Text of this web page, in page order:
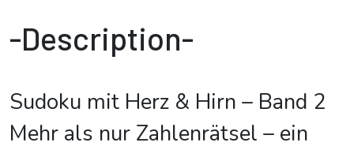
-Description-
Sudoku mit Herz & Hirn – Band 2
Mehr als nur Zahlenrätsel – ein